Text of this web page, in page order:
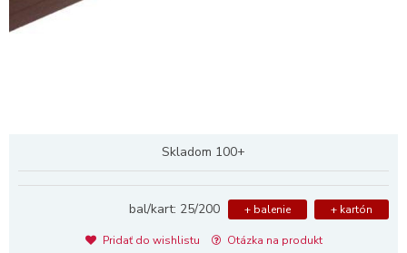
Skladom 100+
bal/kart: 25/200 + balenie + kartón
Pridať do wishlistu Otázka na produkt